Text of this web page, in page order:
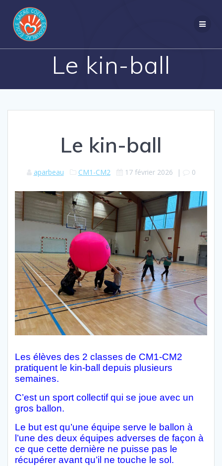
Le kin-ball
Le kin-ball
aparbeau CM1-CM2 17 février 2026 | 0
Les élèves des 2 classes de CM1-CM2
pratiquent le kin-ball depuis plusieurs
semaines.
C’est un sport collectif qui se joue avec un
gros ballon.
Le but est qu’une équipe serve le ballon à
l’une des deux équipes adverses de façon à
ce que cette dernière ne puisse pas le
récupérer avant qu’il ne touche le sol.